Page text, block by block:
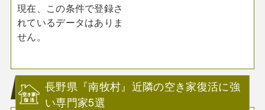
現在、この条件で登録さ
れているデータはありま
せん。
長野県『南牧村』近隣の空き家復活に強
い専門家5選